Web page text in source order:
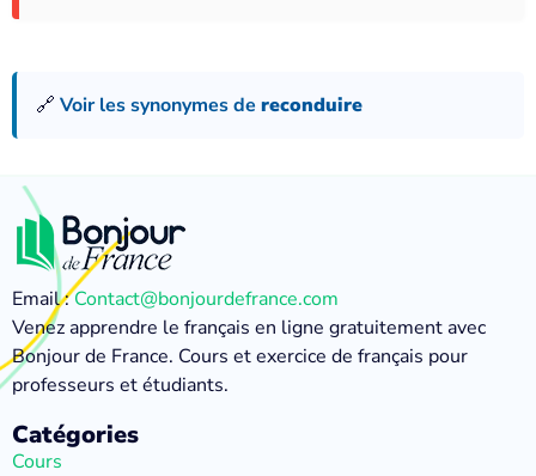
🔗 Voir les synonymes de reconduire
Email :Contact@bonjourdefrance.com
Venez apprendre le français en ligne gratuitement avec
Bonjour de France. Cours et exercice de français pour
professeurs et étudiants.
Catégories
Cours